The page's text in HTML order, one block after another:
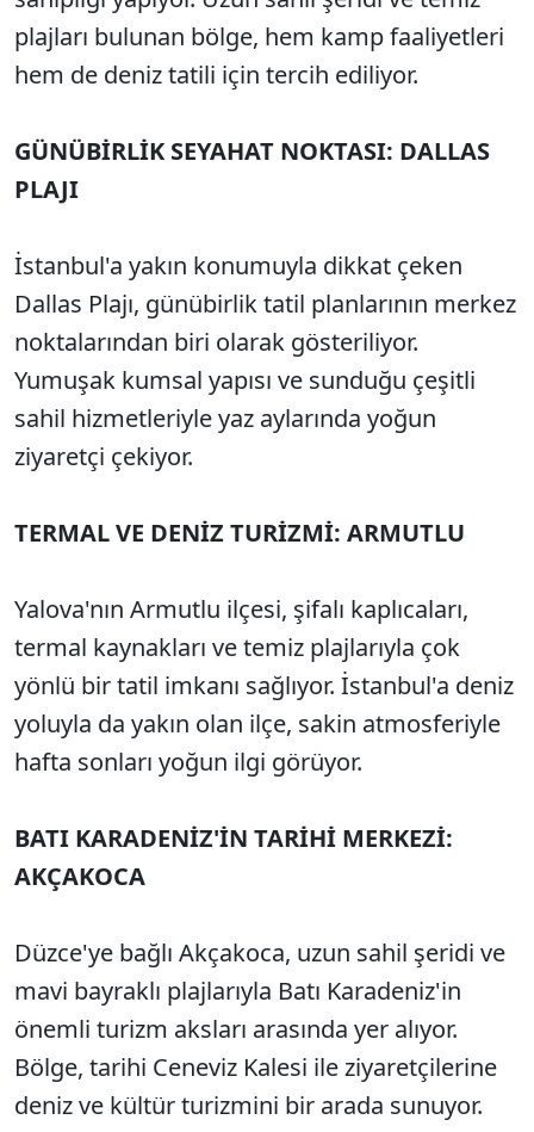
plajları bulunan bölge, hem kamp faaliyetleri
hem de deniz tatili için tercih ediliyor.
GÜNÜBİRLİK SEYAHAT NOKTASI: DALLAS
PLAJI
İstanbul'a yakın konumuyla dikkat çeken
Dallas Plajı, günübirlik tatil planlarının merkez
noktalarından biri olarak gösteriliyor.
Yumuşak kumsal yapısı ve sunduğu çeşitli
sahil hizmetleriyle yaz aylarında yoğun
ziyaretçi çekiyor.
TERMAL VE DENİZ TURİZMİ: ARMUTLU
Yalova'nın Armutlu ilçesi, şifalı kaplıcaları,
termal kaynakları ve temiz plajlarıyla çok
yönlü bir tatil imkanı sağlıyor. İstanbul'a deniz
yoluyla da yakın olan ilçe, sakin atmosferiyle
hafta sonları yoğun ilgi görüyor.
BATI KARADENİZ'İN TARİHİ MERKEZİ:
AKÇAKOCA
Düzce'ye bağlı Akçakoca, uzun sahil şeridi ve
mavi bayraklı plajlarıyla Batı Karadeniz'in
önemli turizm aksları arasında yer alıyor.
Bölge, tarihi Ceneviz Kalesi ile ziyaretçilerine
deniz ve kültür turizmini bir arada sunuyor.